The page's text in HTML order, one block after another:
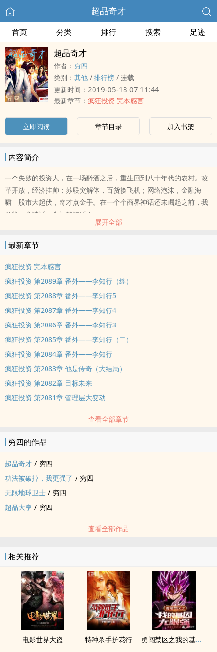
超品奇才
首页 分类 排行 搜索 足迹
超品奇才
作者： 穷四
类别： 其他 / 排行榜 / 连载
更新时间： 2019-05-18 07:11:44
最新章节： 疯狂投资 完本感言
立即阅读 章节目录 加入书架
内容简介
一个失败的投资人，在一场醉酒之后，重生回到八十年代的农村。改
革开放，经济挂帅；苏联突解体，百货换飞机；网络泡沫，金融海
啸；股市大起伏，奇才点金手。在一个个商界神话还未崛起之前，我
做第一个神话，永远的神话！......
展开全部
最新章节
疯狂投资 完本感言
疯狂投资 第2089章 番外——李知行（终）
疯狂投资 第2088章 番外——李知行5
疯狂投资 第2087章 番外——李知行4
疯狂投资 第2086章 番外——李知行3
疯狂投资 第2085章 番外——李知行（二）
疯狂投资 第2084章 番外——李知行
疯狂投资 第2083章 他是传奇（大结局）
疯狂投资 第2082章 目标未来
疯狂投资 第2081章 管理层大变动
查看全部章节
穷四的作品
超品奇才 / 穷四
功法被破掉，我更强了 / 穷四
无限地球卫士 / 穷四
超品大亨 / 穷四
查看全部作品
相关推荐
电影世界大盗 特种杀手护花行 勇闯禁区之我的基因无限强